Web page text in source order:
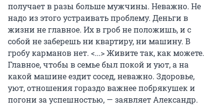
получает в разы больше мужчины. Неважно. Не
надо из этого устраивать проблему. Деньги в
жизни не главное. Их в гроб не положишь, и с
собой не заберешь ни квартиру, ни машину. В
гробу карманов нет. <...> Живите так, как можете.
Главное, чтобы в семье был покой и уют, а на
какой машине ездит сосед, неважно. Здоровье,
уют, отношения гораздо важнее побрякушек и
погони за успешностью, — заявляет Александр.